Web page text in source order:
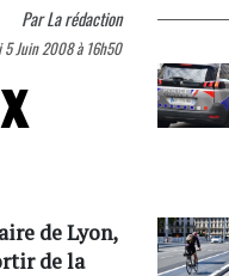
ParLa rédaction
5 Juin 2008 à 16h50
de Lyon,
de la